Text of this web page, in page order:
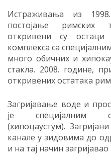
Истраживања из
постојање
откривени су остаци
комплекса са
много обичних и
стакла. 2008. године,
откривених остатака
Загријавање воде и
је специјалним
(хипоцаустум).
канале у зидовима до
и на тај начин загријавао